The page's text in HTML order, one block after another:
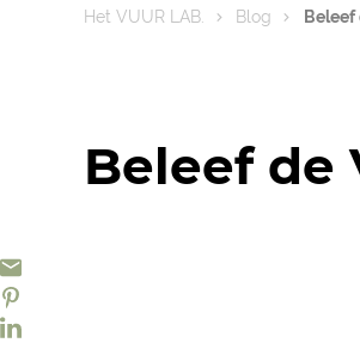
Het VUUR LAB. Blog Beleef
Beleef de